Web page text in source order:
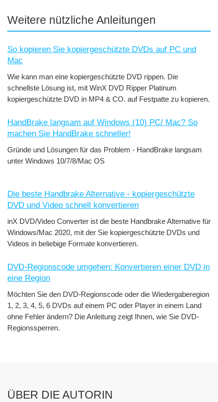
Weitere nützliche Anleitungen
So kopieren Sie kopiergeschützte DVDs auf PC und
Mac
Wie kann man eine kopiergeschützte DVD rippen. Die
schnellste Lösung ist, mit WinX DVD Ripper Platinum
kopiergeschützte DVD in MP4 & CO. auf Festpatte zu kopieren.
HandBrake langsam auf Windows (10) PC/ Mac? So
machen Sie HandBrake schneller!
Gründe und Lösungen für das Problem - HandBrake langsam
unter Windows 10/7/8/Mac OS
Die beste Handbrake Alternative - kopiergeschützte
DVD und Video schnell konvertieren
inX DVD/Video Converter ist die beste Handbrake Alternative für
Windows/Mac 2020, mit der Sie kopiergeschützte DVDs und
Videos in beliebige Formate konvertieren.
DVD-Regionscode umgehen: Konvertieren einer DVD in
eine Region
Möchten Sie den DVD-Regionscode oder die Wiedergaberegion
1, 2, 3, 4, 5, 6 DVDs auf einem PC oder Player in einem Land
ohne Fehler ändern? Die Anleitung zeigt Ihnen, wie Sie DVD-
Regionssperren.
ÜBER DIE AUTORIN